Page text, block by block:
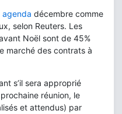
agenda décembre comme
selon Reuters. Les
Noël sont de 45%
marché des contrats à
s’il sera approprié
réunion, le
et attendus) par